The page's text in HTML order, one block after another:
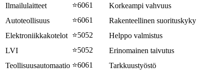
Ilmailulaitteet
⭐6061
Korkeampi vahvuus
Autoteollisuus
⭐6061
Rakenteellinen suorituskyky
Elektroniikkakotelot ⭐5052
Helppo valmistus
LVI
⭐5052
Erinomainen taivutus
Teollisuusautomaatio ⭐6061 Tarkkuustyöstö